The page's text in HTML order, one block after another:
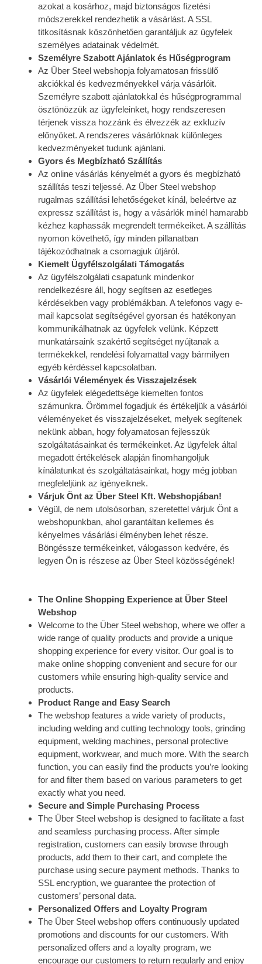
azokat a kosárhoz, majd biztonságos fizetési
módszerekkel rendezhetik a vásárlást. A SSL
titkosításnak köszönhetően garantáljuk az ügyfelek
személyes adatainak védelmét.
Személyre Szabott Ajánlatok és Hűségprogram
Az Über Steel webshopja folyamatosan frissülő
akciókkal és kedvezményekkel várja vásárlóit.
Személyre szabott ajánlatokkal és hűségprogrammal
ösztönözzük az ügyfeleinket, hogy rendszeresen
térjenek vissza hozzánk és élvezzék az exkluzív
előnyöket. A rendszeres vásárlóknak különleges
kedvezményeket tudunk ajánlani.
Gyors és Megbízható Szállítás
Az online vásárlás kényelmét a gyors és megbízható
szállítás teszi teljessé. Az Über Steel webshop
rugalmas szállítási lehetőségeket kínál, beleértve az
expressz szállítást is, hogy a vásárlók minél hamarabb
kézhez kaphassák megrendelt termékeiket. A szállítás
nyomon követhető, így minden pillanatban
tájékozódhatnak a csomagjuk útjáról.
Kiemelt Ügyfélszolgálati Támogatás
Az ügyfélszolgálati csapatunk mindenkor
rendelkezésre áll, hogy segítsen az esetleges
kérdésekben vagy problémákban. A telefonos vagy e-
mail kapcsolat segítségével gyorsan és hatékonyan
kommunikálhatnak az ügyfelek velünk. Képzett
munkatársaink szakértő segítséget nyújtanak a
termékekkel, rendelési folyamattal vagy bármilyen
egyéb kérdéssel kapcsolatban.
Vásárlói Vélemények és Visszajelzések
Az ügyfelek elégedettsége kiemelten fontos
számunkra. Örömmel fogadjuk és értékeljük a vásárlói
véleményeket és visszajelzéseket, melyek segítenek
nekünk abban, hogy folyamatosan fejlesszük
szolgáltatásainkat és termékeinket. Az ügyfelek által
megadott értékelések alapján finomhangoljuk
kínálatunkat és szolgáltatásainkat, hogy még jobban
megfeleljünk az igényeiknek.
Várjuk Önt az Über Steel Kft. Webshopjában!
Végül, de nem utolsósorban, szeretettel várjuk Önt a
webshopunkban, ahol garantáltan kellemes és
kényelmes vásárlási élményben lehet része.
Böngéssze termékeinket, válogasson kedvére, és
legyen Ön is részese az Über Steel közösségének!
The Online Shopping Experience at Über Steel
Webshop
Welcome to the Über Steel webshop, where we offer a
wide range of quality products and provide a unique
shopping experience for every visitor. Our goal is to
make online shopping convenient and secure for our
customers while ensuring high-quality service and
products.
Product Range and Easy Search
The webshop features a wide variety of products,
including welding and cutting technology tools, grinding
equipment, welding machines, personal protective
equipment, workwear, and much more. With the search
function, you can easily find the products you’re looking
for and filter them based on various parameters to get
exactly what you need.
Secure and Simple Purchasing Process
The Über Steel webshop is designed to facilitate a fast
and seamless purchasing process. After simple
registration, customers can easily browse through
products, add them to their cart, and complete the
purchase using secure payment methods. Thanks to
SSL encryption, we guarantee the protection of
customers’ personal data.
Personalized Offers and Loyalty Program
The Über Steel webshop offers continuously updated
promotions and discounts for our customers. With
personalized offers and a loyalty program, we
encourage our customers to return regularly and enjoy